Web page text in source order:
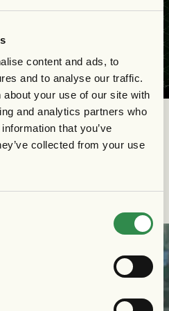
content and ads, to
and to analyse our traffic.
your use of our site with
and analytics partners who
that you’ve
collected from your use
- Halmstads BK 26/7
kan behöva inför ditt besök på
GAIS och Halmstads BK i
på söndag 26/7.